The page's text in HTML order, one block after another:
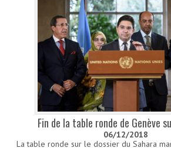
Fin de la table ronde de Genève
06/12/2018
La table ronde sur le dossier du Sahara